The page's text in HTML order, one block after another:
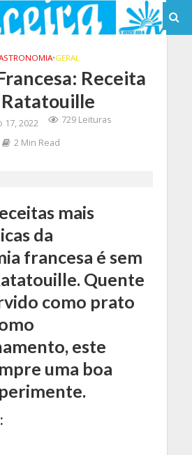
•GERAL
Receita
17, 2022
729 Leituras
2 Min Read
mais
da
francesa é sem
Quente
como prato
este
uma boa